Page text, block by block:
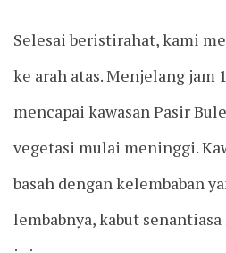
Selesai beristirahat, kami
ke arah atas. Menjelang jam
mencapai kawasan Pasir
vegetasi mulai meninggi.
basah dengan kelembaban
lembabnya, kabut